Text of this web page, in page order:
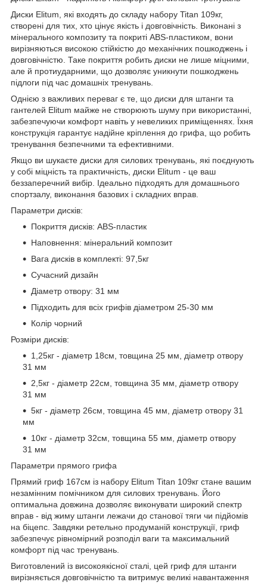
Диски Elitum, які входять до складу набору Titan 109кг,
створені для тих, хто цінує якість і довговічність. Виконані з
мінерального композиту та покриті ABS-пластиком, вони
вирізняються високою стійкістю до механічних пошкоджень і
довговічністю. Таке покриття робить диски не лише міцними,
але й протиударними, що дозволяє уникнути пошкоджень
підлоги під час домашніх тренувань.
Однією з важливих переваг є те, що диски для штанги та
гантелей Elitum майже не створюють шуму при використанні,
забезпечуючи комфорт навіть у невеликих приміщеннях. Їхня
конструкція гарантує надійне кріплення до грифа, що робить
тренування безпечними та ефективними.
Якщо ви шукаєте диски для силових тренувань, які поєднують
у собі міцність та практичність, диски Elitum - це ваш
беззаперечний вибір. Ідеально підходять для домашнього
спортзалу, виконання базових і складних вправ.
Параметри дисків:
Покриття дисків: ABS-пластик
Наповнення: мінеральний композит
Вага дисків в комплекті: 97,5кг
Сучасний дизайн
Діаметр отвору: 31 мм
Підходить для всіх грифів діаметром 25-30 мм
Колір чорний
Розміри дисків:
1,25кг - діаметр 18см, товщина 25 мм, діаметр отвору
31 мм
2,5кг - діаметр 22см, товщина 35 мм, діаметр отвору
31 мм
5кг - діаметр 26см, товщина 45 мм, діаметр отвору 31
мм
10кг - діаметр 32см, товщина 55 мм, діаметр отвору
31 мм
Параметри прямого грифа
Прямий гриф 167см із набору Elitum Titan 109кг стане вашим
незамінним помічником для силових тренувань. Його
оптимальна довжина дозволяє виконувати широкий спектр
вправ - від жиму штанги лежачи до станової тяги чи підйомів
на біцепс. Завдяки ретельно продуманій конструкції, гриф
забезпечує рівномірний розподіл ваги та максимальний
комфорт під час тренувань.
Виготовлений із високоякісної сталі, цей гриф для штанги
вирізняється довговічністю та витримує великі навантаження